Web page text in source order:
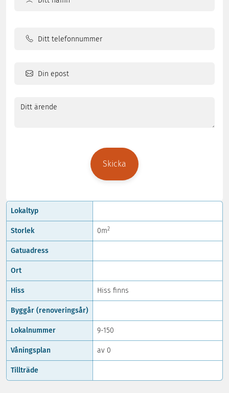
Lokaltyp
Storlek 0m2
Gatuadress
Ort
Hiss Hiss finns
Byggår (renoveringsår)
Lokalnummer 9-150
Våningsplan av 0
Tillträde